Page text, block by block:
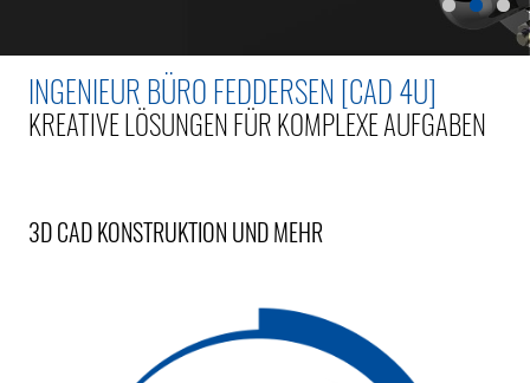
INGENIEUR BÜRO FEDDERSEN [CAD 4U]
KREATIVE LÖSUNGEN FÜR KOMPLEXE AUFGABEN
3D CAD KONSTRUKTION UND MEHR